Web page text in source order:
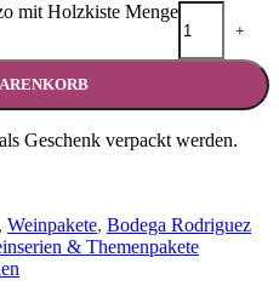
mit Holzkiste Menge
+
Geschenk verpackt werden.
, Weinpakete, Bodega Rodriguez
& Themenpakete